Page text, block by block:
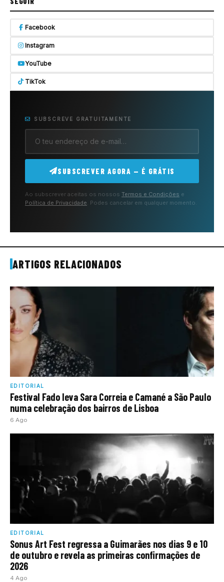
Facebook
Instagram
YouTube
TikTok
SUBSCREVE GRATUITAMENTE
SUBSCREVER AGORA — É GRÁTIS
Ao subscrever aceitas os nossos Termos e Condições e
Política de Privacidade . Podes cancelar em qualquer momento.
ARTIGOS RELACIONADOS
EDITORIAL
Festival Fado leva Sara Correia e Camané a São Paulo
numa celebração dos bairros de Lisboa
6 Ago
EDITORIAL
Sonus Art Fest regressa a Guimarães nos dias 9 e 10
de outubro e revela as primeiras confirmações de
2026
4 Ago